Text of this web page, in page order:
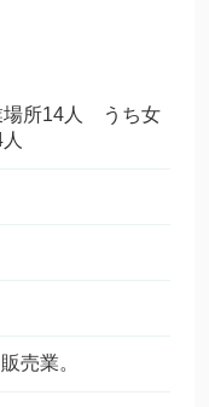
所14人 うち女
売業。